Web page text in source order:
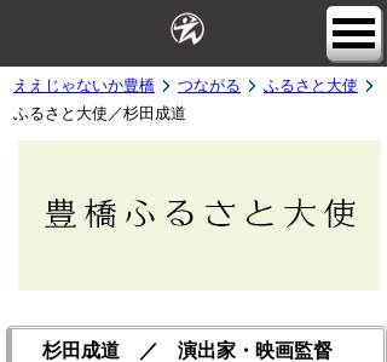
ええじゃないか豊橋 つながる
ふるさと大使
ふるさと大使／杉田成道
杉田成道 ／ 演出家・映画監督